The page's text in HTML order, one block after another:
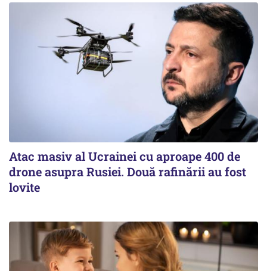
Atac masiv al Ucrainei cu aproape 400 de
drone asupra Rusiei. Două rafinării au fost
lovite